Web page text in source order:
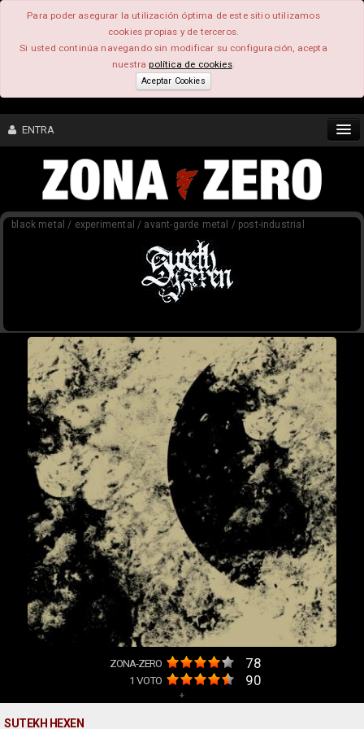
Para poder asegurar la utilización óptima de este sitio utilizamos
cookies propias y de terceros.
Si usted continúa navegando sin modificar su configuración, acepta
nuestrapolítica de cookies.
Aceptar Cookies
ENTRA
CONTENIDO
COMUNIDAD
black metal / experimental / avant-garde metal / post-industrial
ZONA-ZERO 78
1 VOTO 90
+
SUTEKH HEXEN